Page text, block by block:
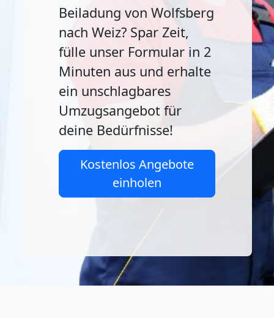
Beiladung von Wolfsberg
nach Weiz? Spar Zeit,
fülle unser Formular in 2
Minuten aus und erhalte
ein unschlagbares
Umzugsangebot für
deine Bedürfnisse!
Kostenlos Angebote
einholen